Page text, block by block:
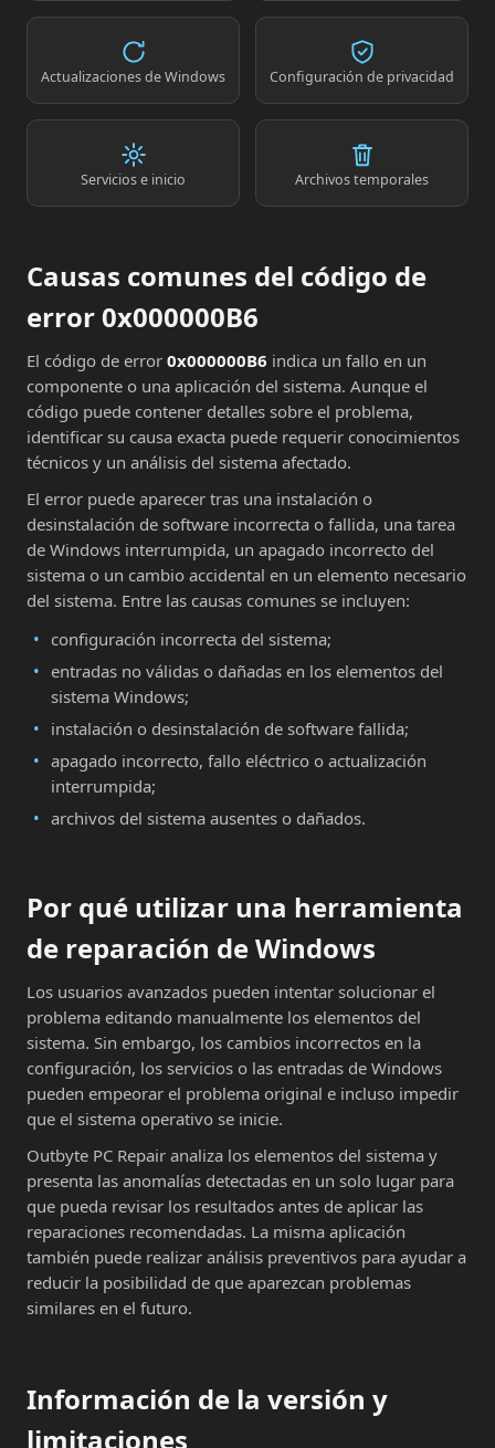
Actualizaciones de Windows Configuración de privacidad
Servicios e inicio Archivos temporales
Causas comunes del código de
error 0x000000B6
El código de error 0x000000B6 indica un fallo en un
componente o una aplicación del sistema. Aunque el
código puede contener detalles sobre el problema,
identificar su causa exacta puede requerir conocimientos
técnicos y un análisis del sistema afectado.
El error puede aparecer tras una instalación o
desinstalación de software incorrecta o fallida, una tarea
de Windows interrumpida, un apagado incorrecto del
sistema o un cambio accidental en un elemento necesario
del sistema. Entre las causas comunes se incluyen:
configuración incorrecta del sistema;
entradas no válidas o dañadas en los elementos del
sistema Windows;
instalación o desinstalación de software fallida;
apagado incorrecto, fallo eléctrico o actualización
interrumpida;
archivos del sistema ausentes o dañados.
Por qué utilizar una herramienta
de reparación de Windows
Los usuarios avanzados pueden intentar solucionar el
problema editando manualmente los elementos del
sistema. Sin embargo, los cambios incorrectos en la
configuración, los servicios o las entradas de Windows
pueden empeorar el problema original e incluso impedir
que el sistema operativo se inicie.
Outbyte PC Repair analiza los elementos del sistema y
presenta las anomalías detectadas en un solo lugar para
que pueda revisar los resultados antes de aplicar las
reparaciones recomendadas. La misma aplicación
también puede realizar análisis preventivos para ayudar a
reducir la posibilidad de que aparezcan problemas
similares en el futuro.
Información de la versión y
limitaciones